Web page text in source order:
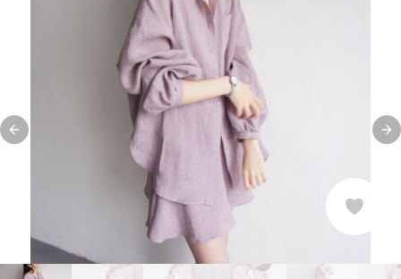
Previous slide